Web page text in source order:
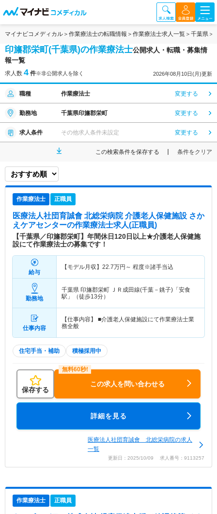
マイナビコメディカル 作業療法士の転職情報 作業療法士求人一覧 千葉県
印旛郡栄町(千葉県)の作業療法士公開求人・転職・募集情
報一覧
求人数 4 件※非公開求人を除く 2026年08月10日(月)更新
職種 作業療法士 変更する
勤務地 千葉県印旛郡栄町 変更する
求人条件 その他求人条件未設定 変更する
この検索条件を保存する 条件をクリア
作業療法士 正職員
医療法人社団育誠會 北総栄病院 介護老人保健施設 さか
えケアセンターの作業療法士求人(正職員)
【千葉県／印旛郡栄町】年間休日120日以上★介護老人保健施
設にて作業療法士の募集です！
給与
【モデル月収】 22.7万円～ 程度※諸手当込
勤務地
千葉県 印旛郡栄町 ＪＲ成田線(千葉－銚子)「安食
駅」（徒歩13分）
仕事内容
【仕事内容】 ■介護老人保健施設にて作業療法士業
務全般
住宅手当・補助 積極採用中
保存する
この求人を問い合わせる
詳細を見る
医療法人社団育誠會 北総栄病院の求人
一覧
更新日：2025/10/09 求人番号：9113257
作業療法士 正職員